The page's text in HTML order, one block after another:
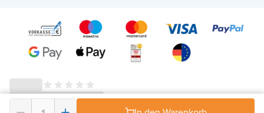
© 2026 - X²O Badezimmer – USt-IdNr: DE343506152 -AGB Widerrufsrecht